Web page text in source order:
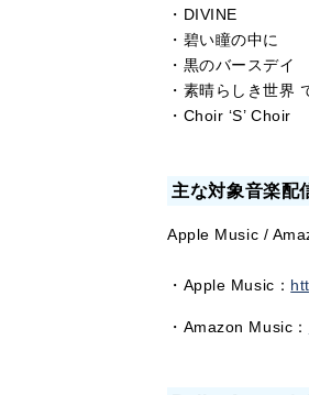
・DIVINE
・碧い瞳の中に
・黒のバースデイ
・素晴らしき世界
・Choir ‘S’ Choir
主な対象音楽配
Apple Music /
・Apple Music：
・Amazon Music：